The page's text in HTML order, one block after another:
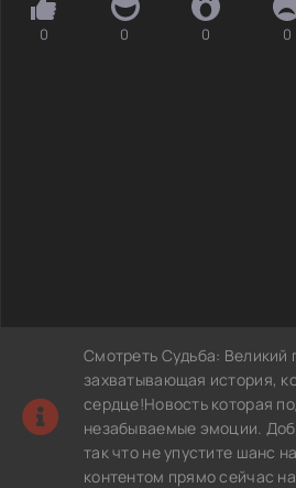
0 0 0 0
Смотреть Судьба: Великий
захватывающая история,
сердце!Новость которая
незабываемые эмоции.
так что не упустите шанс
контентом прямо сейчас